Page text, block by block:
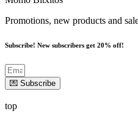
Promotions, new products and
Subscribe! New subscribers get 20% off!
💌 Subscribe
top